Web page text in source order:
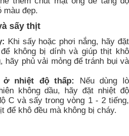
màu đẹp.
sấy thịt
Khi sấy hoặc phơi nắng, hãy đặt
không bị dính và giúp thịt khô
hãy phủ vải mỏng để tránh bụi và
ở nhiệt độ thấp:
Nếu dùng lò
không dầu, hãy đặt nhiệt độ
C và sấy trong vòng 1 - 2 tiếng,
để khô đều mà không bị cháy.